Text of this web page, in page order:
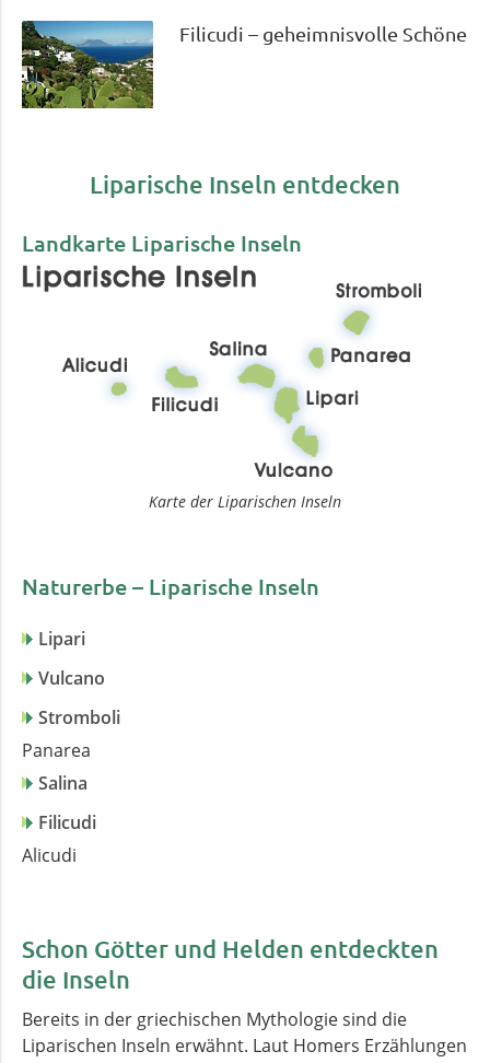
Filicudi – geheimnisvolle Schöne
Liparische Inseln entdecken
Landkarte Liparische Inseln
Karte der Liparischen Inseln
Naturerbe – Liparische Inseln
Lipari
Vulcano
Stromboli
Panarea
Salina
Filicudi
Alicudi
Schon Götter und Helden entdeckten
die Inseln
Bereits in der griechischen Mythologie sind die
Liparischen Inseln erwähnt. Laut Homers Erzählungen